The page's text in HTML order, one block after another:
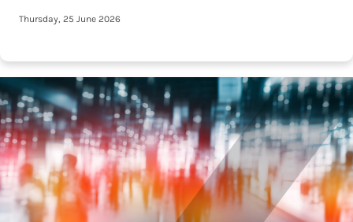
Thursday, 25 June 2026